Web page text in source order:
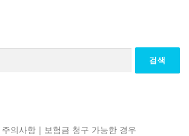
의사항｜보험금 청구 가능한 경우